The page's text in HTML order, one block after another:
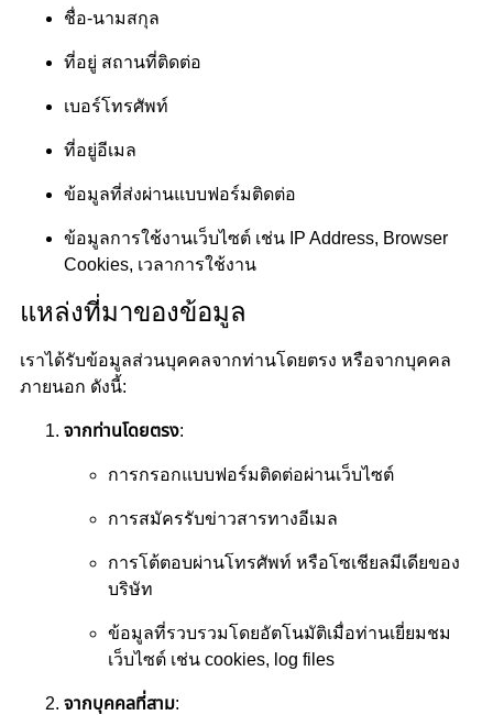
ชื่อ-นามสกุล
ที่อยู่ สถานที่ติดต่อ
เบอร์โทรศัพท์
ที่อยู่อีเมล
ข้อมูลที่ส่งผ่านแบบฟอร์มติดต่อ
ข้อมูลการใช้งานเว็บไซต์ เช่น IP Address, Browser
Cookies, เวลาการใช้งาน
แหล่งที่มาของข้อมูล
เราได้รับข้อมูลส่วนบุคคลจากท่านโดยตรง หรือจากบุคคล
ภายนอก ดังนี้:
จากท่านโดยตรง:
การกรอกแบบฟอร์มติดต่อผ่านเว็บไซต์
การสมัครรับข่าวสารทางอีเมล
การโต้ตอบผ่านโทรศัพท์ หรือโซเชียลมีเดียของ
บริษัท
ข้อมูลที่รวบรวมโดยอัตโนมัติเมื่อท่านเยี่ยมชม
เว็บไซต์ เช่น cookies, log files
จากบุคคลที่สาม: